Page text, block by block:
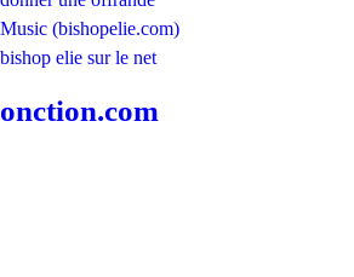
Music (bishopelie.com)
bishop elie sur le net
onction.com